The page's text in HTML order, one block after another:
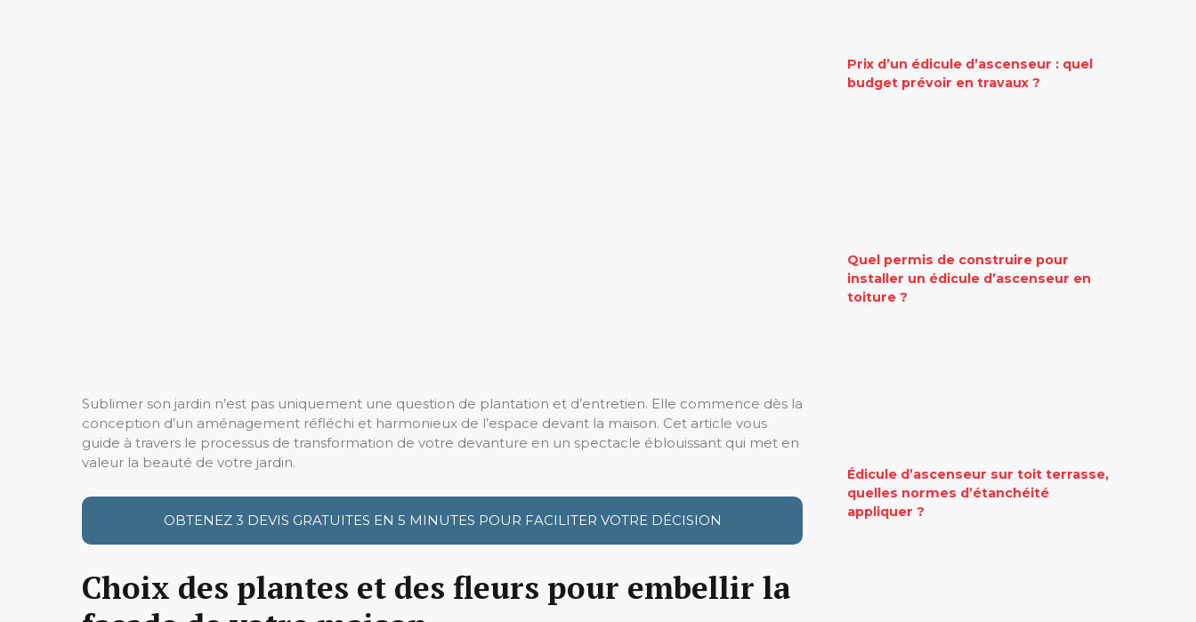
Sublimer son jardin n’est pas uniquement une question de plantation et d’entretien. Elle commence dès la
conception d’un aménagement réfléchi et harmonieux de l’espace devant la maison. Cet article vous
guide à travers le processus de transformation de votre devanture en un spectacle éblouissant qui met en
valeur la beauté de votre jardin.
OBTENEZ 3 DEVIS GRATUITES EN 5 MINUTES POUR FACILITER VOTRE DÉCISION
Choix des plantes et des fleurs pour embellir la
Prix d’un édicule d’ascenseur : quel
budget prévoir en travaux ?
Quel permis de construire pour
installer un édicule d’ascenseur en
toiture ?
Édicule d’ascenseur sur toit terrasse,
quelles normes d’étanchéité
appliquer ?